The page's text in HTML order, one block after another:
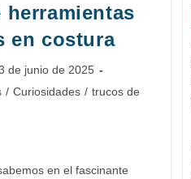
herramientas
en costura
de junio de 2025
/ Curiosidades / trucos de
en el fascinante